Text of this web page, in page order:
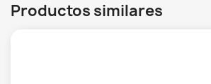
Productos similares